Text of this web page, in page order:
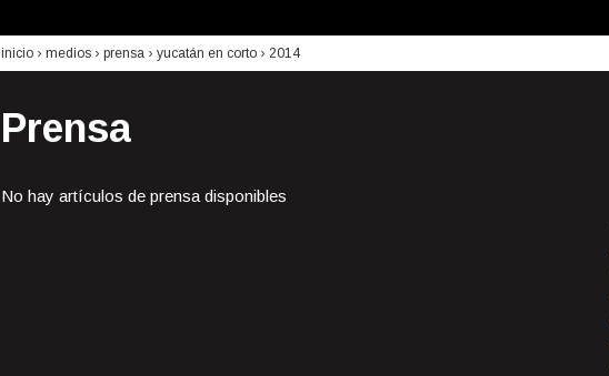
inicio › medios › prensa › yucatán en corto › 2014
Prensa
No hay artículos de prensa disponibles